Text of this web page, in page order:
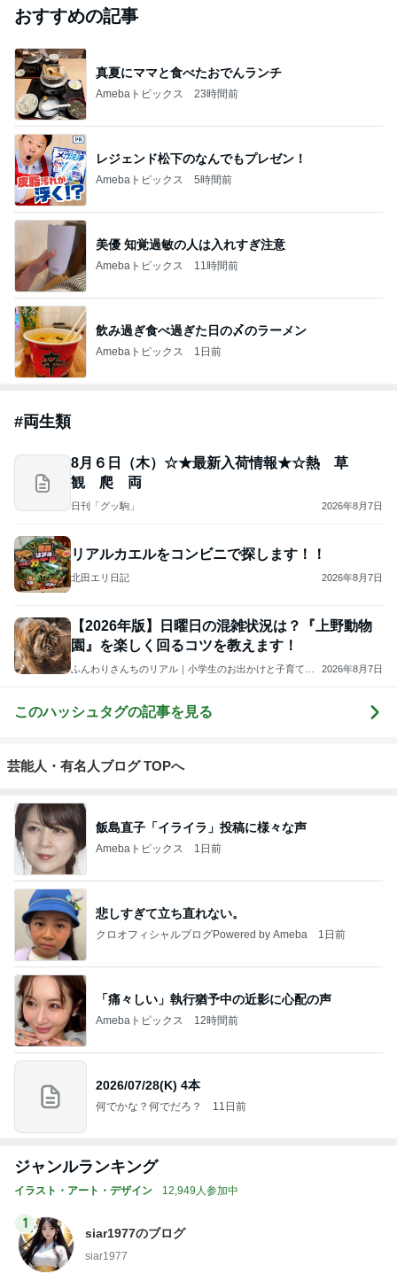
おすすめの記事
真夏にママと食べたおでんランチ
Amebaトピックス 23時間前
レジェンド松下のなんでもプレゼン！
Amebaトピックス 5時間前
美優 知覚過敏の人は入れすぎ注意
Amebaトピックス 11時間前
飲み過ぎ食べ過ぎた日の〆のラーメン
Amebaトピックス 1日前
#両生類
8月６日（木）☆★最新入荷情報★☆熱 草
観 爬 両
日刊「グッ駒」 2026年8月7日
リアルカエルをコンビニで探します！！
北田エリ日記 2026年8月7日
【2026年版】日曜日の混雑状況は？『上野動物
園』を楽しく回るコツを教えます！
ふんわりさんちのリアル｜小学生のお出かけと子育ての
2026年8月7日
このハッシュタグの記事を見る
芸能人・有名人ブログ TOPへ
飯島直子「イライラ」投稿に様々な声
Amebaトピックス 1日前
悲しすぎて立ち直れない。
クロオフィシャルブログPowered by Ameba 1日前
「痛々しい」執行猶予中の近影に心配の声
Amebaトピックス 12時間前
2026/07/28(K) 4本
何でかな？何でだろ？ 11日前
ジャンルランキング
イラスト・アート・デザイン 12,949人参加中
1
siar1977のブログ
siar1977